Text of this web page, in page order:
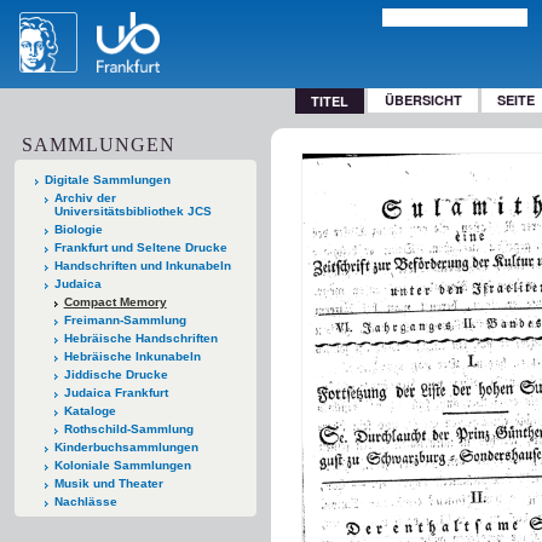
TITEL ÜBERSICHT SEITE
SAMMLUNGEN
Digitale Sammlungen
Archiv der
Universitätsbibliothek JCS
Biologie
Frankfurt und Seltene Drucke
Handschriften und Inkunabeln
Judaica
Compact Memory
Freimann-Sammlung
Hebräische Handschriften
Hebräische Inkunabeln
Jiddische Drucke
Judaica Frankfurt
Kataloge
Rothschild-Sammlung
Kinderbuchsammlungen
Koloniale Sammlungen
Musik und Theater
Nachlässe